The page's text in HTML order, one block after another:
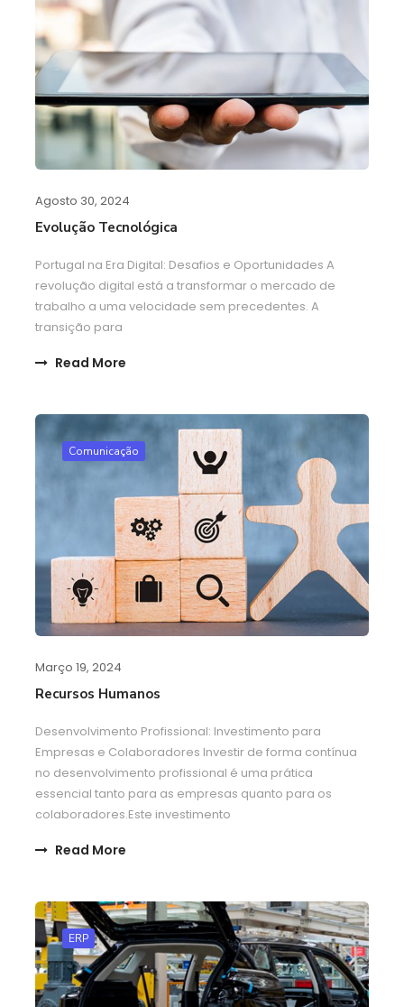
Agosto 30, 2024
Evolução Tecnológica
Portugal na Era Digital: Desafios e Oportunidades A
revolução digital está a transformar o mercado de
trabalho a uma velocidade sem precedentes. A
transição para
Read More
Comunicação
Março 19, 2024
Recursos Humanos
Desenvolvimento Profissional: Investimento para
Empresas e Colaboradores Investir de forma contínua
no desenvolvimento profissional é uma prática
essencial tanto para as empresas quanto para os
colaboradores.Este investimento
Read More
ERP